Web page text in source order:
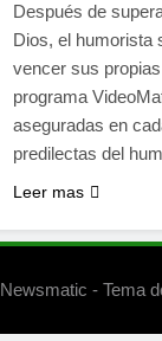
Después de
Dios, el humorista
vencer sus
programa
aseguradas en
predilectas del
Leer mas
Newsmatic - Tema